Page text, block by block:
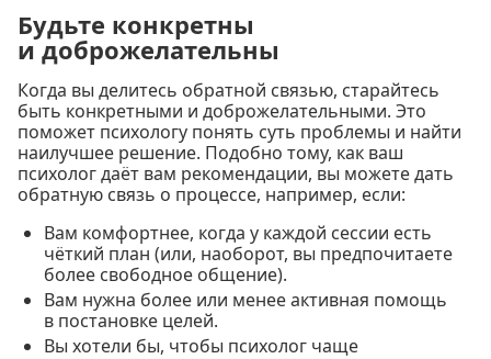
Будьте конкретны
и доброжелательны
Когда вы делитесь обратной связью, старайтесь
быть конкретными и доброжелательными. Это
поможет психологу понять суть проблемы и найти
наилучшее решение. Подобно тому, как ваш
психолог даёт вам рекомендации, вы можете дать
обратную связь о процессе, например, если:
Вам комфортнее, когда у каждой сессии есть
чёткий план (или, наоборот, вы предпочитаете
более свободное общение).
Вам нужна более или менее активная помощь
в постановке целей.
Вы хотели бы, чтобы психолог чаще